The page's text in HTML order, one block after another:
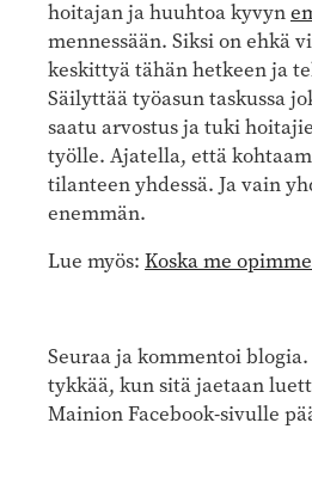
hoitajan ja huuhtoa kyvyn
mennessään. Siksi on ehkä
keskittyä tähän hetkeen ja
Säilyttää työasun taskussa
saatu arvostus ja tuki
työlle. Ajatella, että
tilanteen yhdessä. Ja vain
enemmän.
Lue myös: Koska me
Seuraa ja kommentoi
tykkää, kun sitä jaetaan
Mainion Facebook-sivulle